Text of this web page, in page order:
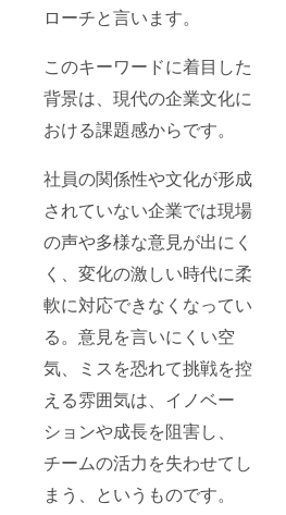
ローチと言います。
このキーワードに着目した
背景は、現代の企業文化に
おける課題感からです。
社員の関係性や文化が形成
されていない企業では現場
の声や多様な意見が出にく
く、変化の激しい時代に柔
軟に対応できなくなってい
る。意見を言いにくい空
気、ミスを恐れて挑戦を控
える雰囲気は、イノベー
ションや成長を阻害し、
チームの活力を失わせてし
まう、というものです。